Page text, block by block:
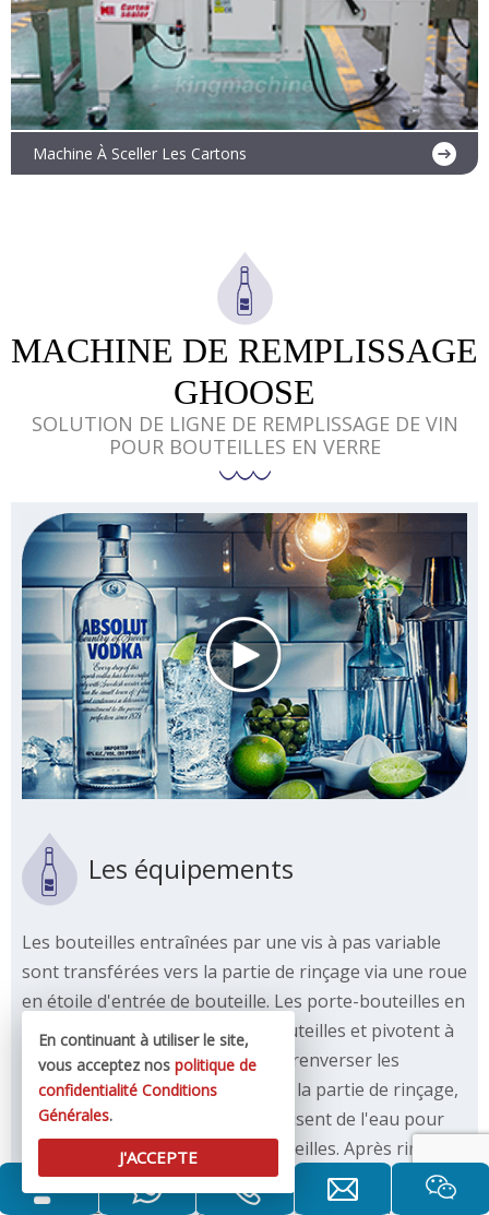
En savoir plus
Machine À Sceller Les Cartons
MACHINE DE REMPLISSAGE
GHOOSE
SOLUTION DE LIGNE DE REMPLISSAGE DE VIN
POUR BOUTEILLES EN VERRE
Les équipements
Les bouteilles entraînées par une vis à pas variable
sont transférées vers la partie de rinçage via une roue
en étoile d'entrée de bouteille. Les porte-bouteilles en
nylon pincent les goulots des bouteilles et pivotent à
180° le long d'une glissière pour renverser les
goulots. Dans certaines zones de la partie de rinçage,
les buses de pulvérisation pulvérisent de l'eau pour
rincer la surface interne des bouteilles. Après rinçage
et égouttage, les bouteilles sont à nouveau tournées
de 180° le long d'une glissière pour faire remonter les
En continuant à utiliser le site,
vous acceptez nos politique de
confidentialité Conditions
Générales.
J'ACCEPTE